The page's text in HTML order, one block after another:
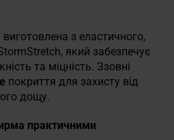
з еластичного,
який забезпечує
та міцність. Ззовні
покриття для захисту від
дощу.
практичними